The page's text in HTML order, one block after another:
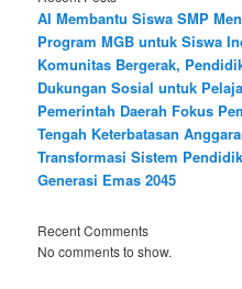
AI Membantu Siswa SMP
Program MGB untuk Siswa
Komunitas Bergerak,
Dukungan Sosial untuk
Pemerintah Daerah Fokus
Tengah Keterbatasan
Transformasi Sistem
Generasi Emas 2045
Recent Comments
No comments to show.